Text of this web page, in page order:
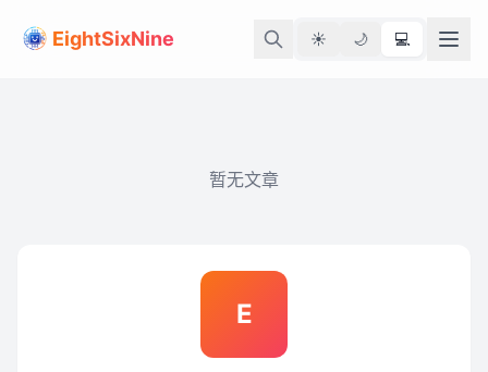
EightSixNine ☀️ 🌙 💻
暂无文章
E